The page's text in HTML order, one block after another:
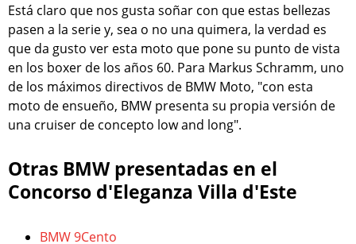
Está claro que nos gusta soñar con que estas bellezas
pasen a la serie y, sea o no una quimera, la verdad es
que da gusto ver esta moto que pone su punto de vista
en los boxer de los años 60. Para Markus Schramm, uno
de los máximos directivos de BMW Moto, "con esta
moto de ensueño, BMW presenta su propia versión de
una cruiser de concepto low and long".
Otras BMW presentadas en el
Concorso d'Eleganza Villa d'Este
BMW 9Cento